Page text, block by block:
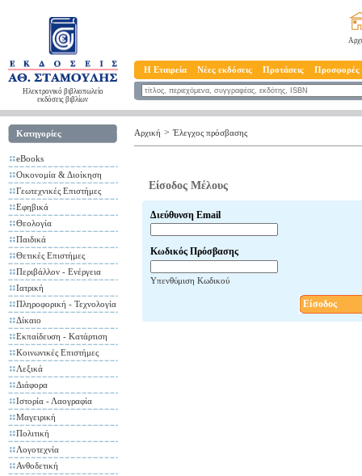
Ηλεκτρονικό βιβλιοπωλείο
εκδόσεις βιβλίων
Η Εταιρεία Νέες εκδόσεις Προτάσεις Προσφορές
Κατηγορίες
eBooks
Οικονομία & Διοίκηση
Γεωτεχνικές Επιστήμες
Εφηβικά
Θεολογία
Παιδικά
Θετικές Επιστήμες
Περιβάλλον - Ενέργεια
Ιατρική
Πληροφορική - Τεχνολογία
Δίκαιο
Εκπαίδευση - Κατάρτιση
Κοινωνικές Επιστήμες
Λεξικά
Διάφορα
Ιστορία - Λαογραφία
Μαγειρική
Πολιτική
Λογοτεχνία
Ανθοδετική
Αρχική > Έλεγχος πρόσβασης
Είσοδος Μέλους
Διεύθυνση Email
Κωδικός Πρόσβασης
Υπενθύμιση Κωδικού
Είσοδος